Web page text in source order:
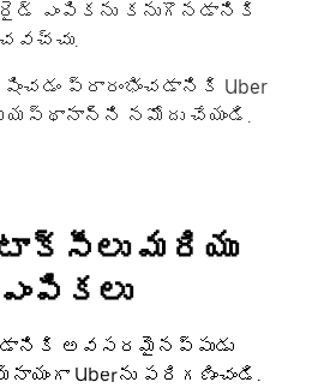
ఎంపికను కనుగొనడానికి
ప్రారంభించడానికి Uber
నమోదు చేయండి.
టాక్సీలు మరియు
అవసరమైనప్పుడు
Uberను పరిగణించండి.